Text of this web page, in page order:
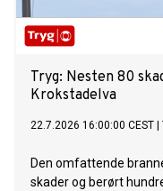
Tryg: Nesten 80
Krokstadelva
22.7.2026 16:00:00 CEST
Den omfattende
skader og berørt